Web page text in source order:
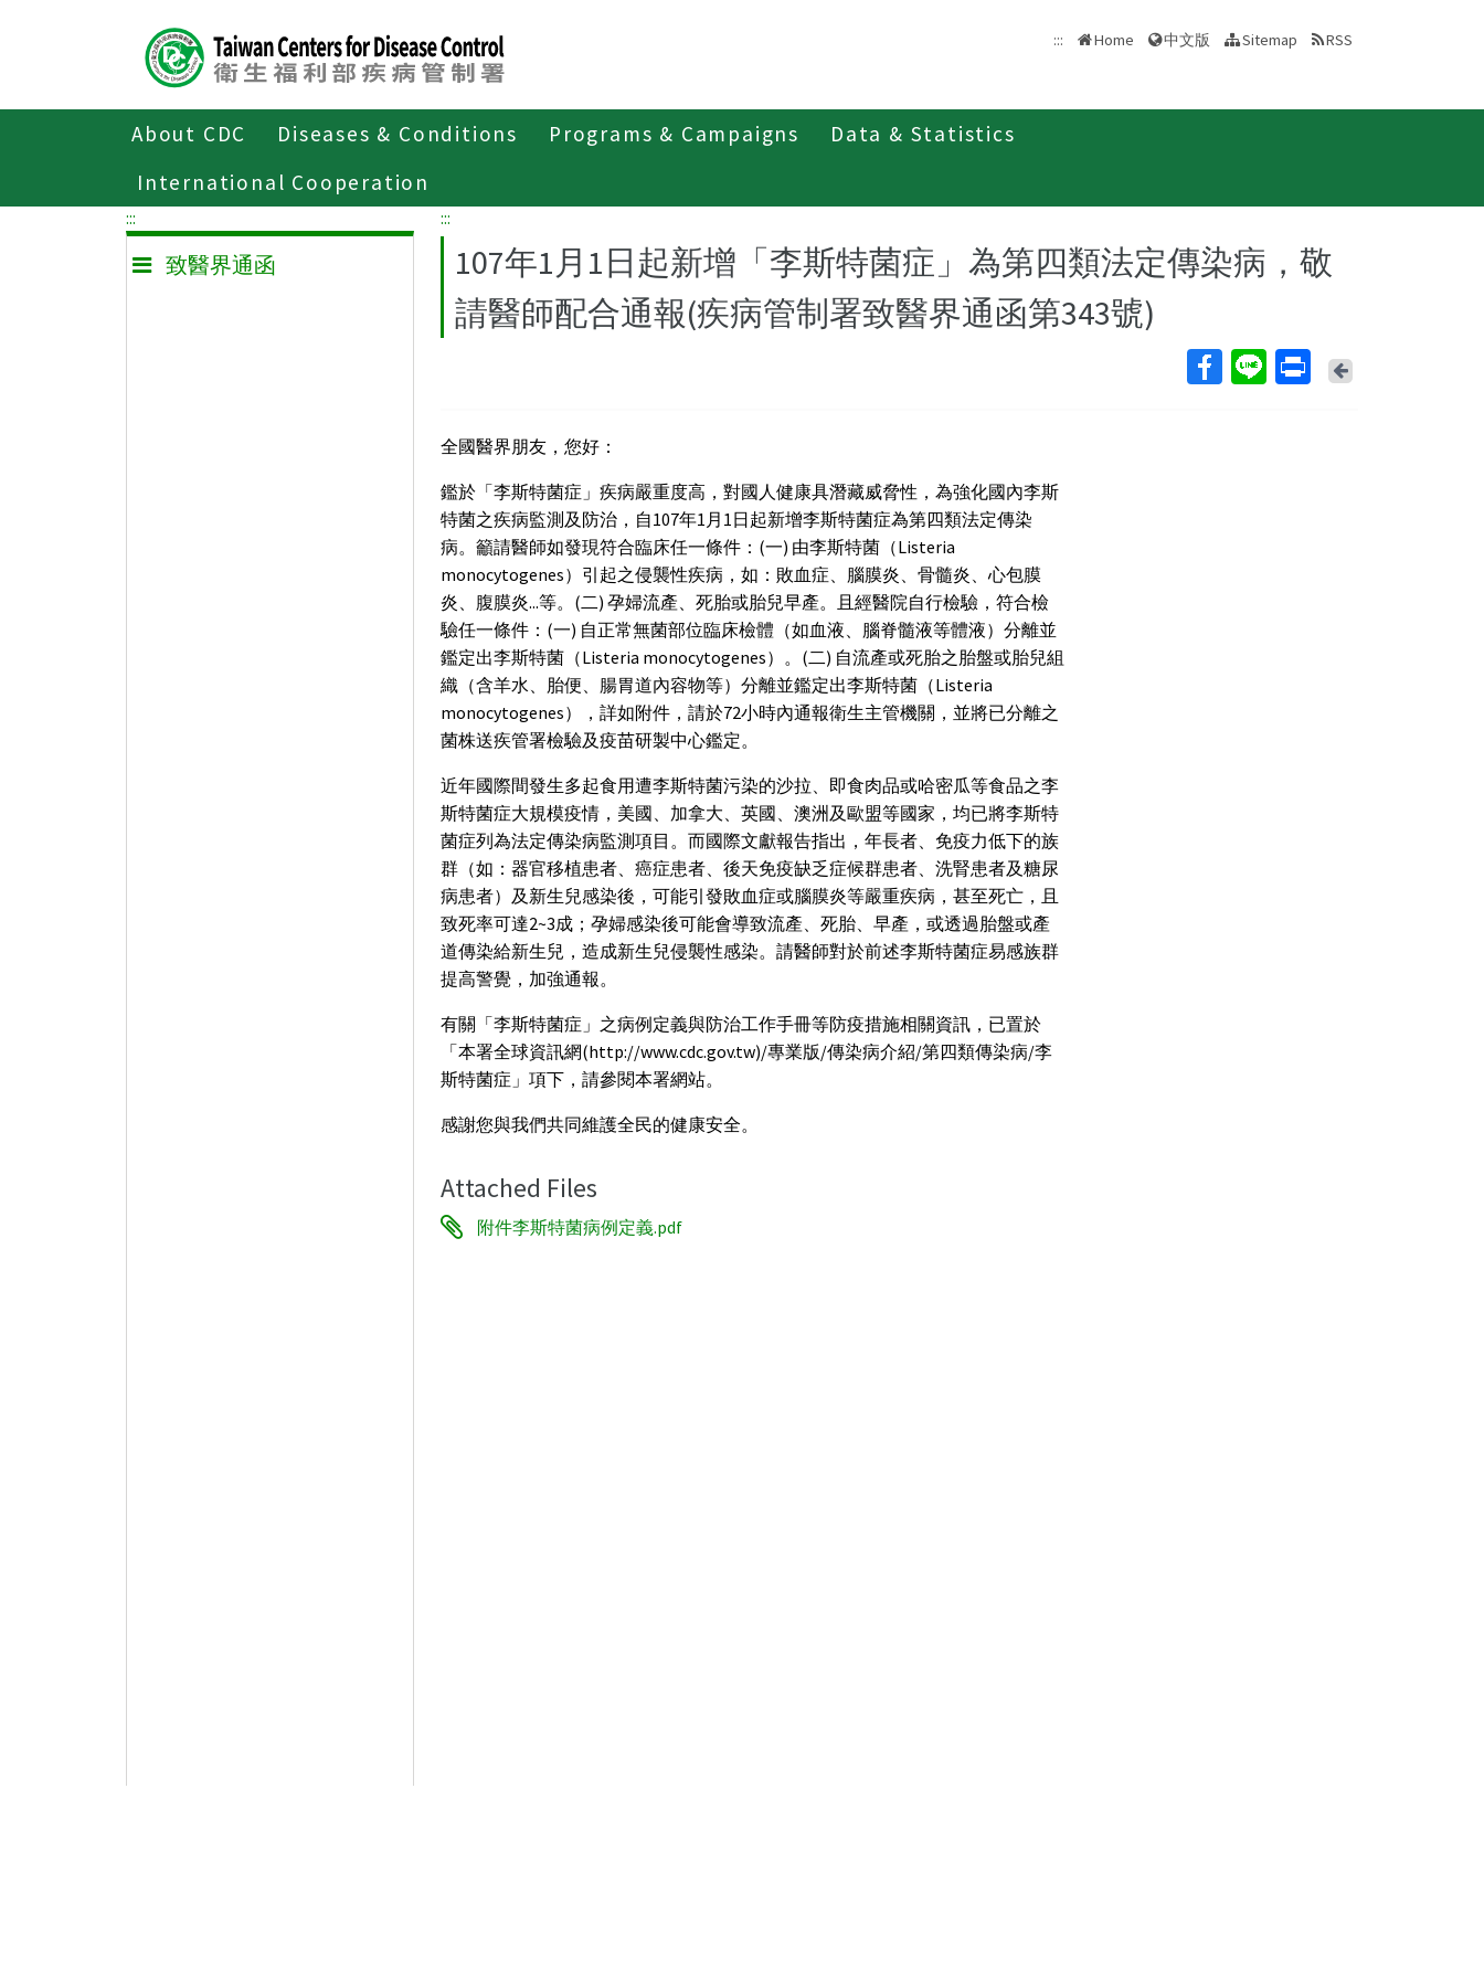
::: Home 中文版 Sitemap RSS
About CDC Diseases & Conditions Programs & Campaigns
Data & Statistics
International Cooperation
致醫界通函
:::
致醫界通函
:::
107年1月1日起新增「李斯特菌症」為第四類法定傳染病，敬
請醫師配合通報(疾病管制署致醫界通函第343號)
Back
全國醫界朋友，您好：
鑑於「李斯特菌症」疾病嚴重度高，對國人健康具潛藏威脅性，為強化國內李斯
特菌之疾病監測及防治，自107年1月1日起新增李斯特菌症為第四類法定傳染
病。籲請醫師如發現符合臨床任一條件：(一) 由李斯特菌（Listeria
monocytogenes）引起之侵襲性疾病，如：敗血症、腦膜炎、骨髓炎、心包膜
炎、腹膜炎...等。(二) 孕婦流產、死胎或胎兒早產。且經醫院自行檢驗，符合檢
驗任一條件：(一) 自正常無菌部位臨床檢體（如血液、腦脊髓液等體液）分離並
鑑定出李斯特菌（Listeria monocytogenes）。(二) 自流產或死胎之胎盤或胎兒組
織（含羊水、胎便、腸胃道內容物等）分離並鑑定出李斯特菌（Listeria
monocytogenes），詳如附件，請於72小時內通報衛生主管機關，並將已分離之
菌株送疾管署檢驗及疫苗研製中心鑑定。
近年國際間發生多起食用遭李斯特菌污染的沙拉、即食肉品或哈密瓜等食品之李
斯特菌症大規模疫情，美國、加拿大、英國、澳洲及歐盟等國家，均已將李斯特
菌症列為法定傳染病監測項目。而國際文獻報告指出，年長者、免疫力低下的族
群（如：器官移植患者、癌症患者、後天免疫缺乏症候群患者、洗腎患者及糖尿
病患者）及新生兒感染後，可能引發敗血症或腦膜炎等嚴重疾病，甚至死亡，且
致死率可達2~3成；孕婦感染後可能會導致流產、死胎、早產，或透過胎盤或產
道傳染給新生兒，造成新生兒侵襲性感染。請醫師對於前述李斯特菌症易感族群
提高警覺，加強通報。
有關「李斯特菌症」之病例定義與防治工作手冊等防疫措施相關資訊，已置於
「本署全球資訊網(http://www.cdc.gov.tw)/專業版/傳染病介紹/第四類傳染病/李
斯特菌症」項下，請參閱本署網站。
感謝您與我們共同維護全民的健康安全。
Attached Files
附件李斯特菌病例定義.pdf